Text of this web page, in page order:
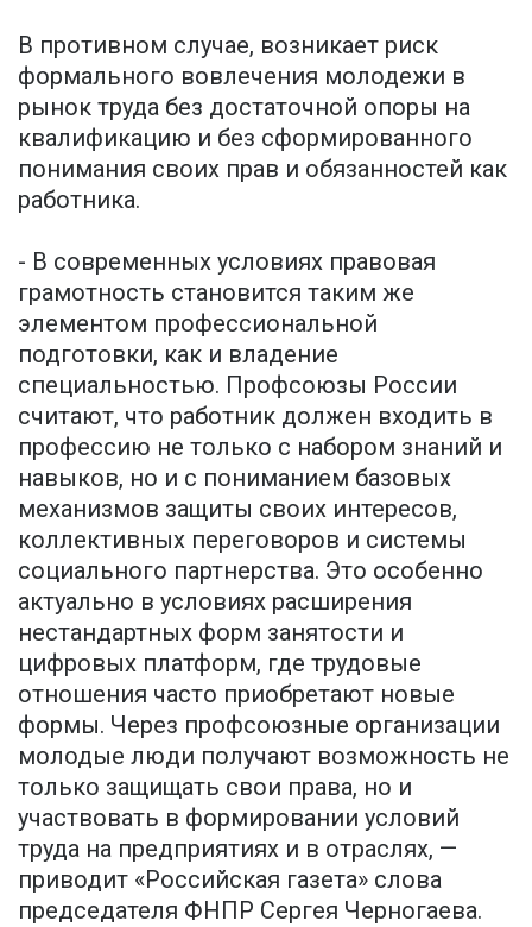
В противном случае, возникает риск
формального вовлечения молодежи в
рынок труда без достаточной опоры на
квалификацию и без сформированного
понимания своих прав и обязанностей как
работника.
- В современных условиях правовая
грамотность становится таким же
элементом профессиональной
подготовки, как и владение
специальностью. Профсоюзы России
считают, что работник должен входить в
профессию не только с набором знаний и
навыков, но и с пониманием базовых
механизмов защиты своих интересов,
коллективных переговоров и системы
социального партнерства. Это особенно
актуально в условиях расширения
нестандартных форм занятости и
цифровых платформ, где трудовые
отношения часто приобретают новые
формы. Через профсоюзные организации
молодые люди получают возможность не
только защищать свои права, но и
участвовать в формировании условий
труда на предприятиях и в отраслях, —
приводит «Российская газета» слова
председателя ФНПР Сергея Черногаева.